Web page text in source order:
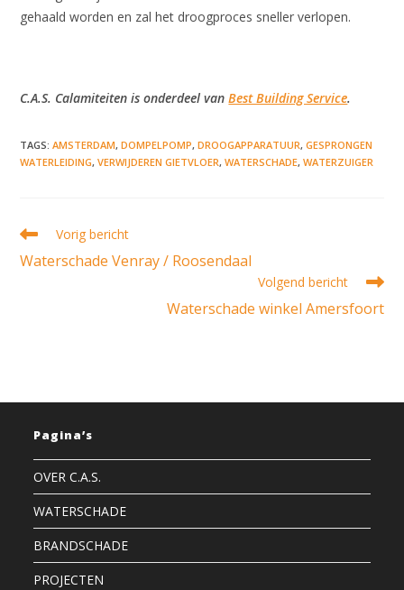
gehaald worden en zal het droogproces sneller verlopen.
C.A.S. Calamiteiten is onderdeel vanBest Building Service.
TAGS:AMSTERDAM, DOMPELPOMP, DROOGAPPARATUUR, GESPRONGEN
WATERLEIDING, VERWIJDEREN GIETVLOER, WATERSCHADE, WATERZUIGER
Lees
artikelen
Vorig bericht
Waterschade Venray / Roosendaal
Volgend bericht
Waterschade winkel Amersfoort
Pagina’s
OVER C.A.S.
WATERSCHADE
BRANDSCHADE
PROJECTEN